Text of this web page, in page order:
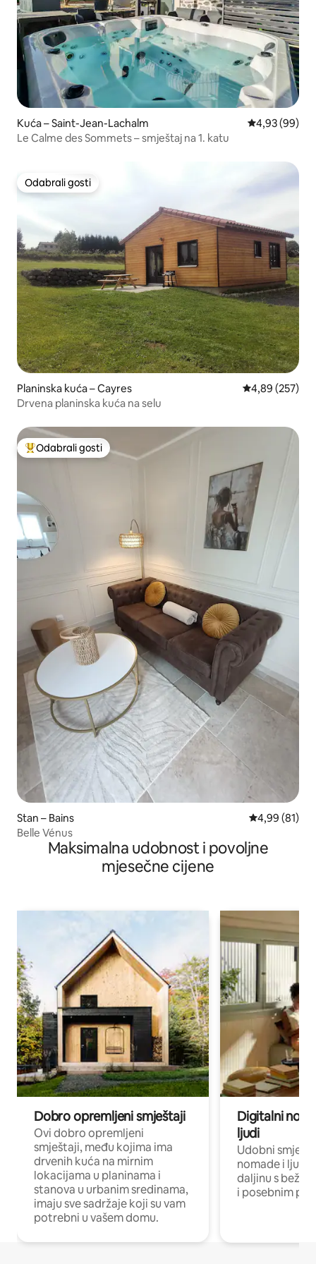
Kuća – Saint-Jean-Lachalm Prosječna
4,93 (99)
Le Calme des Sommets – smještaj na 1. katu
Odabrali gosti
Odabrali gosti
Planinska kuća – Cayres Prosječna
4,89 (257)
Drvena planinska kuća na selu
Među najviše rangiranima s oznakom „Odabrali gosti”
Odabrali gosti
Stan – Bains Prosječna
4,99 (81)
Belle Vénus
Maksimalna udobnost i povoljne
mjesečne cijene
Dobro opremljeni smještaji
Ovi dobro opremljeni
smještaji, među kojima ima
drvenih kuća na mirnim
lokacijama u planinama i
stanova u urbanim sredinama,
imaju sve sadržaje koji su vam
potrebni u vašem domu.
Digitalni
ljudi
Udobni
nomade i ljude
daljinu s
i posebnim